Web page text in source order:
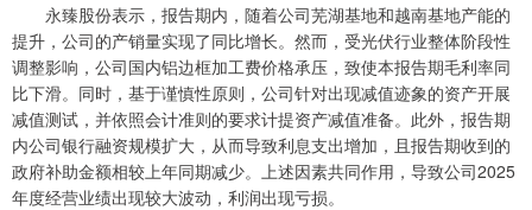
永臻股份表示，报告期内，随着公司芜湖基地和越南基地产能的
提升，公司的产销量实现了同比增长。然而，受光伏行业整体阶段性
调整影响，公司国内铝边框加工费价格承压，致使本报告期毛利率同
比下滑。同时，基于谨慎性原则，公司针对出现减值迹象的资产开展
减值测试，并依照会计准则的要求计提资产减值准备。此外，报告期
内公司银行融资规模扩大，从而导致利息支出增加，且报告期收到的
政府补助金额相较上年同期减少。上述因素共同作用，导致公司2025
年度经营业绩出现较大波动，利润出现亏损。